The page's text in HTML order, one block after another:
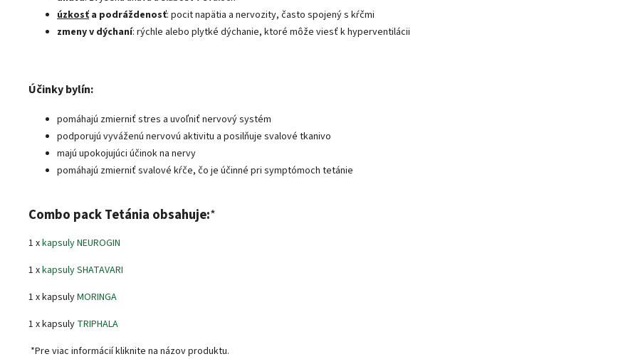
úzkosť a podráždenosť: pocit napätia a nervozity, často spojený s kŕčmi
zmeny v dýchaní: rýchle alebo plytké dýchanie, ktoré môže viesť k hyperventilácii
Účinky bylín:
pomáhajú zmierniť stres a uvoľniť nervový systém
podporujú vyváženú nervovú aktivitu a posilňuje svalové tkanivo
majú upokojujúci účinok na nervy
pomáhajú zmierniť svalové kŕče, čo je účinné pri symptómoch tetánie
Combo pack Tetánia obsahuje:*
1 xkapsuly NEUROGIN
1 xkapsuly SHATAVARI
1 x kapsulyMORINGA
1 x kapsuly TRIPHALA
*Pre viac informácií kliknite na názov produktu.